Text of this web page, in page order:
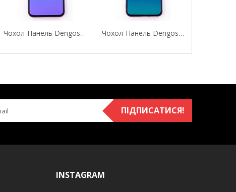
Чохол-Панель Dengos (Back Cover) "Mirror" Для... Чохол-Панель Dengos (Back Cover) "Mirror" Для...
ПІДПИСАТИСЯ!
INSTAGRAM